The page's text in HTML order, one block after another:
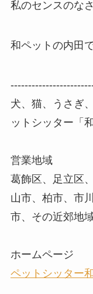
私のセンスのな
和ペットの内田で
犬、猫、うさぎ
ットシッター「
営業地域
葛飾区、足立区
山市、柏市、市
市、その近郊地
ホームページ
ペットシッター